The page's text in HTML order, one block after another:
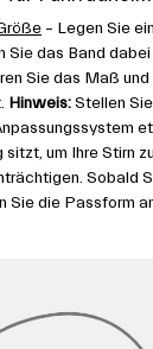
– Legen Sie
Sie das Band
Sie das Maß und
Hinweis:Stellen
um Ihre Stirn
Sobald
Sie die Passform